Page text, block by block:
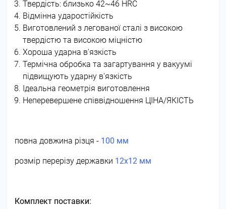
Твердість: близько 42~46 HRC
Відмінна ударостійкість
Виготовлений з легованої сталі з високою
твердістю та високою міцністю
Хороша ударна в'язкість
Термічна обробка та загартування у вакуумі
підвищують ударну в'язкість
Ідеальна геометрія виготовлення
Неперевершене співвідношення ЦІНА/ЯКІСТЬ
повна довжина різця - 100 мм
розмір перерізу державки 12х12 мм
Комплект поставки: